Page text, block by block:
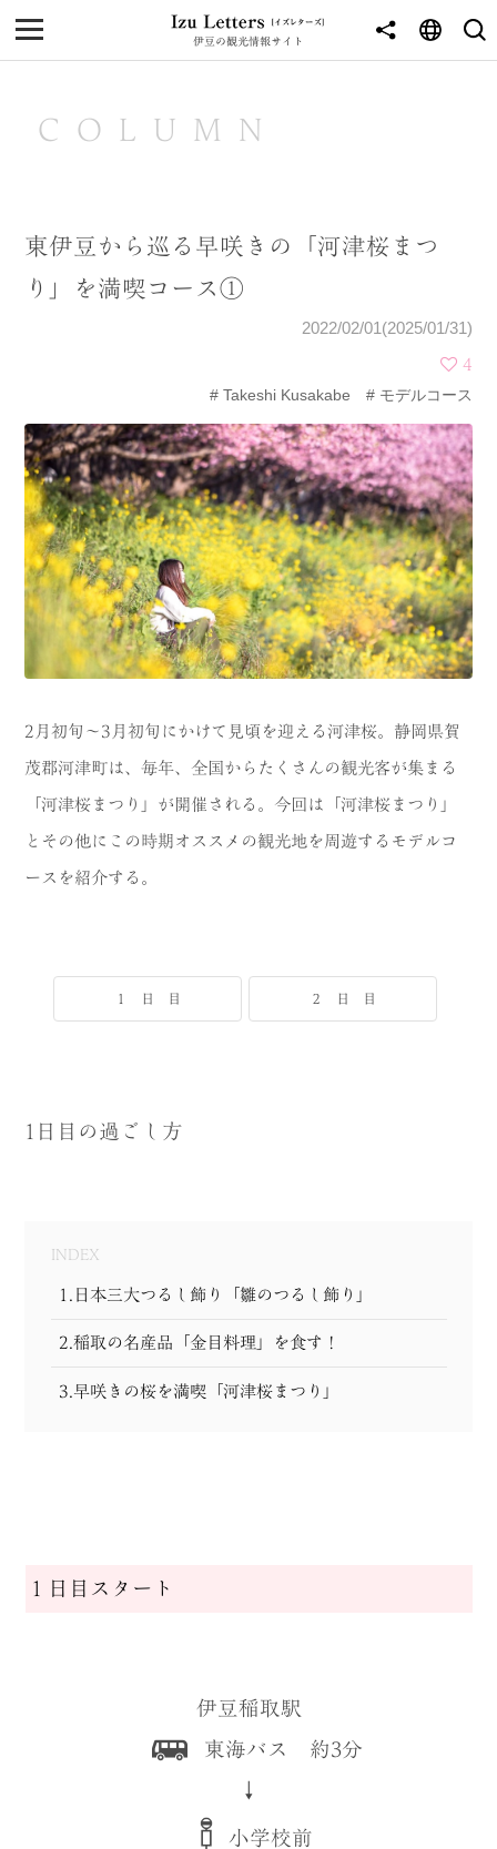
伊豆の観光情報サイト
MENU
NEWS
東伊豆
中伊豆
CATEGORY
海 岬
温泉 花
池・滝・川 山・公園・棚田
動物と触れ合える場所 カフェ・スイーツ
神社仏閣 食
MODEL COURSE
ACCESS
COLUMN
東伊豆から巡る早咲きの「河津桜まつ
り」を満喫コース①
2022/02/01(2025/01/31)
4
Takeshi Kusakabe
モデルコース
2月初旬〜3月初旬にかけて見頃を迎える河津桜。静岡県賀
茂郡河津町は、毎年、全国からたくさんの観光客が集まる
「河津桜まつり」が開催される。今回は「河津桜まつり」
とその他にこの時期オススメの観光地を周遊するモデルコ
ースを紹介する。
１ 日 目 ２ 日 目
1日目の過ごし方
INDEX
1.日本三大つるし飾り「雛のつるし飾り」
2.稲取の名産品「金目料理」を食す！
3.早咲きの桜を満喫「河津桜まつり」
１日目スタート
伊豆稲取駅
東海バス 約3分
↓
小学校前